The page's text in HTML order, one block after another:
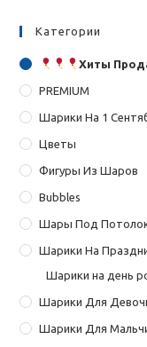
Категории
Хиты
PREMIUM
Шарики На 1
Цветы
Фигуры Из Шаров
Bubbles
Шары Под
Шарики На
Шарики на день
Шарики Для
Шарики Для